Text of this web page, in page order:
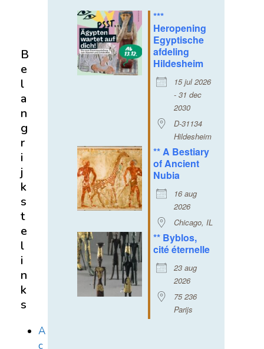
***
Heropening
Egyptische
afdeling
Hildesheim
15 jul 2026
- 31 dec
2030
D-31134
Hildesheim
** A Bestiary
of Ancient
Nubia
16 aug
2026
Chicago, IL
** Byblos,
cité éternelle
23 aug
2026
75 236
Parijs
B
e
l
a
n
g
r
i
j
k
s
t
e
l
i
n
k
s
A
c